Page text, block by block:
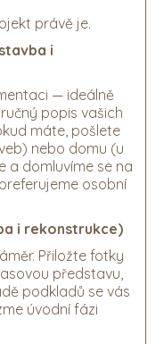
právě je.
i
— ideálně
popis vašich
máte, pošlete
nebo domu (u
a domluvíme se na
osobní
i rekonstrukce)
Přiložte fotky
představu,
podkladů se vás
úvodní fázi